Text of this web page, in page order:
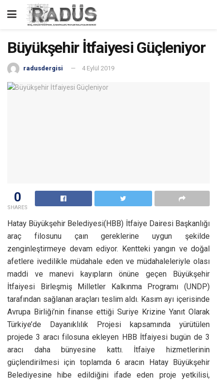
Büyükşehir İtfaiyesi Güçleniyor
radusdergisi 4 Eylül 2019
0
SHARES
Hatay Büyükşehir Belediyesi(HBB) İtfaiye Dairesi Başkanlığı
araç filosunu çaın gereklerine uygun şekilde
zenginleştirmeye devam ediyor. Kentteki yangın ve doğal
afetlere ivedilikle müdahale eden ve müdahaleleriyle olası
maddi ve manevi kayıpların önüne geçen Büyükşehir
İtfaiyesi Birleşmiş Milletler Kalkınma Programı (UNDP)
tarafından sağlanan araçları teslim aldı. Kasım ayı içerisinde
Avrupa Birliği’nin finanse ettiği Suriye Krizine Yanıt Olarak
Türkiye’de Dayanıklılık Projesi kapsamında yürütülen
projede 3 aracı filosuna ekleyen HBB İtfaiyesi bugün de 3
aracı daha bünyesine kattı. İtfaiye hizmetlerinin
güçlendirilmesi için toplamda 6 aracın Hatay Büyükşehir
Belediyesine hibe edildiğini ifade eden proje yetkilisi,